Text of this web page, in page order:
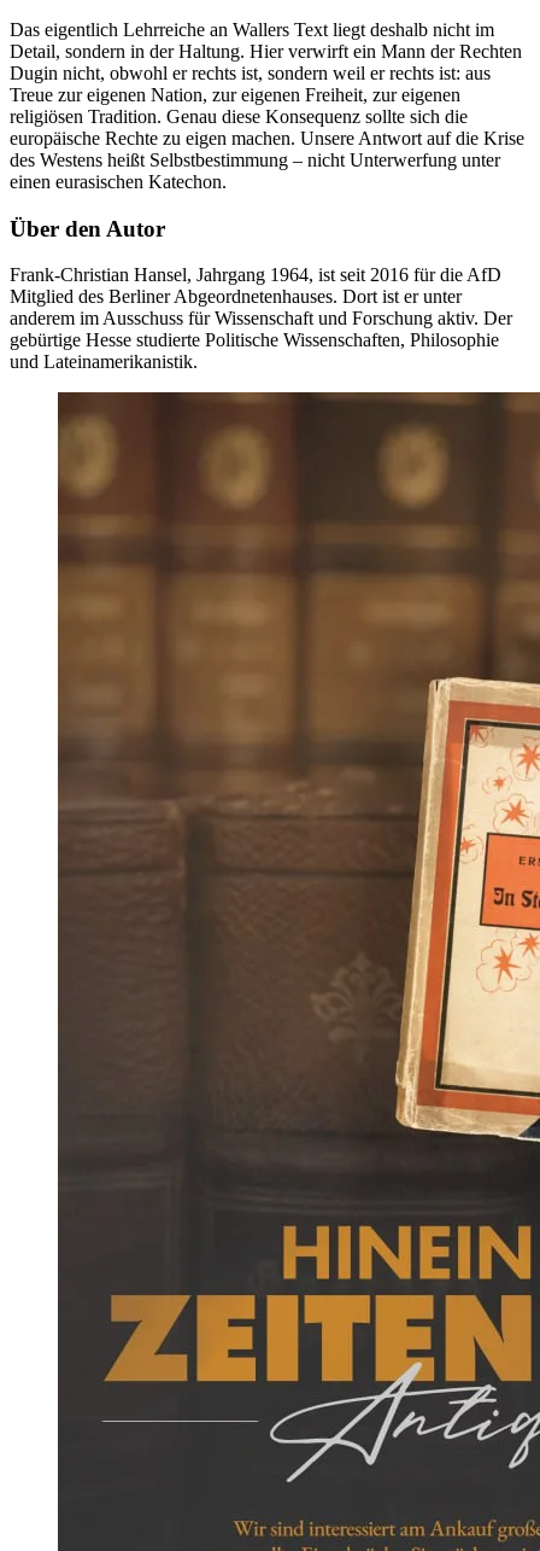
Das eigentlich Lehrreiche an Wallers Text liegt deshalb nicht im
Detail, sondern in der Haltung. Hier verwirft ein Mann der Rechten
Dugin nicht, obwohl er rechts ist, sondern weil er rechts ist: aus
Treue zur eigenen Nation, zur eigenen Freiheit, zur eigenen
religiösen Tradition. Genau diese Konsequenz sollte sich die
europäische Rechte zu eigen machen. Unsere Antwort auf die Krise
des Westens heißt Selbstbestimmung – nicht Unterwerfung unter
einen eurasischen Katechon.
Über den Autor
Frank-Christian Hansel, Jahrgang 1964, ist seit 2016 für die AfD
Mitglied des Berliner Abgeordnetenhauses. Dort ist er unter
anderem im Ausschuss für Wissenschaft und Forschung aktiv. Der
gebürtige Hesse studierte Politische Wissenschaften, Philosophie
und Lateinamerikanistik.